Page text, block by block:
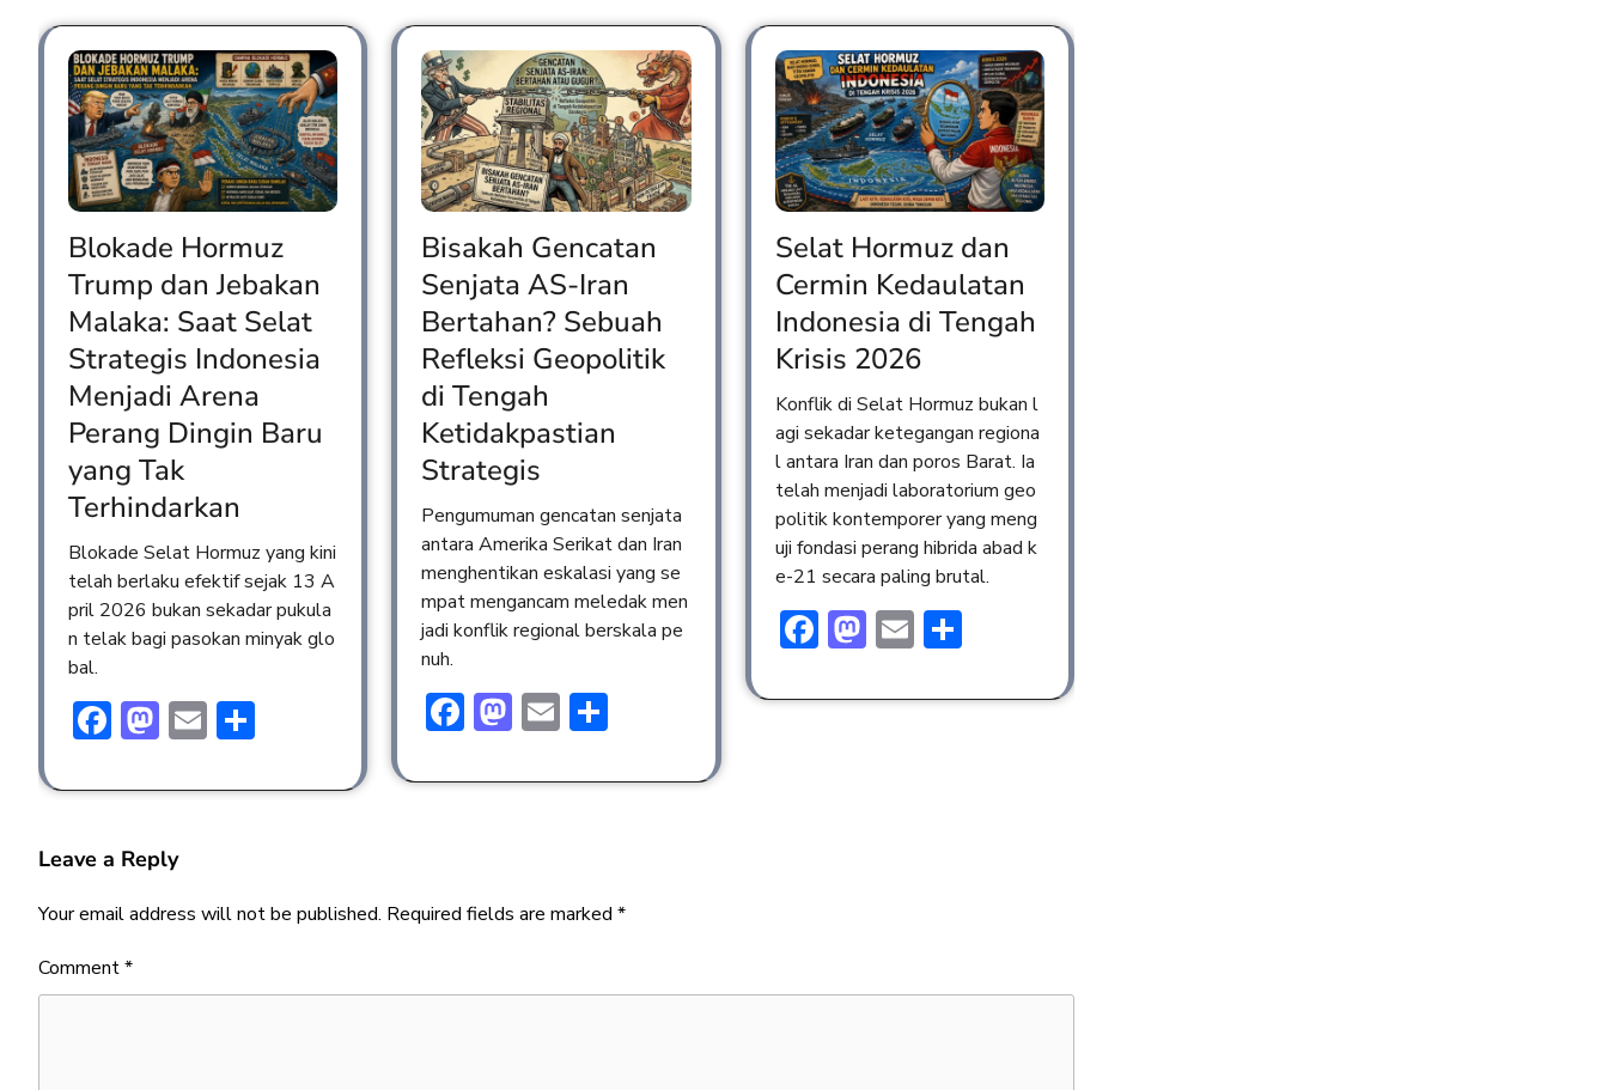
Blokade Hormuz
Trump dan Jebakan
Malaka: Saat Selat
Strategis Indonesia
Menjadi Arena
Perang Dingin Baru
yang Tak
Terhindarkan
Blokade Selat Hormuz yang kini
telah berlaku efektif sejak 13 A
pril 2026 bukan sekadar pukula
n telak bagi pasokan minyak glo
bal.
Facebook
Mastodon
Email
Bisakah Gencatan
Senjata AS-Iran
Bertahan? Sebuah
Refleksi Geopolitik
di Tengah
Ketidakpastian
Strategis
Pengumuman gencatan senjata
antara Amerika Serikat dan Iran
menghentikan eskalasi yang se
mpat mengancam meledak men
jadi konflik regional berskala pe
nuh.
Facebook
Mastodon
Email
Selat Hormuz dan
Cermin Kedaulatan
Indonesia di Tengah
Krisis 2026
Konflik di Selat Hormuz bukan l
agi sekadar ketegangan regiona
l antara Iran dan poros Barat. Ia
telah menjadi laboratorium geo
politik kontemporer yang meng
uji fondasi perang hibrida abad k
e-21 secara paling brutal.
Facebook
Mastodon
EmailShare
Leave a Reply
Your email address will not be published. Required fields are marked *
Comment*